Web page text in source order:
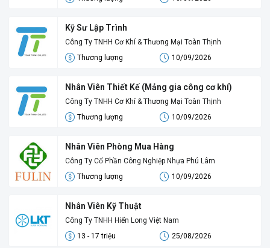
Kỹ Sư Lập Trình
Công Ty TNHH Cơ Khí & Thương Mại Toàn Thịnh
Thương lượng
10/09/2026
Nhân Viên Thiết Kế (Mảng gia công cơ khí)
Công Ty TNHH Cơ Khí & Thương Mại Toàn Thịnh
Thương lượng
10/09/2026
Nhân Viên Phòng Mua Hàng
Công Ty Cổ Phần Công Nghiệp Nhựa Phú Lâm
Thương lượng
10/09/2026
Nhân Viên Kỹ Thuật
Công Ty TNHH Hiển Long Việt Nam
13 - 17 triệu
25/08/2026